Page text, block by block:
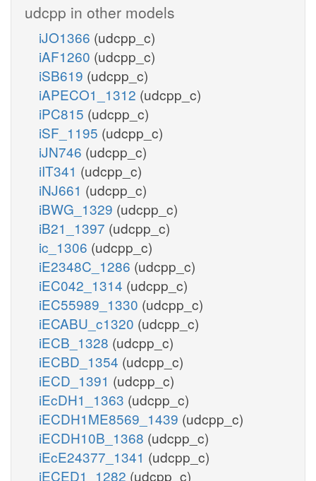
udcpp in other models
iJO1366 (udcpp_c)
iAF1260 (udcpp_c)
iSB619 (udcpp_c)
iAPECO1_1312 (udcpp_c)
iPC815 (udcpp_c)
iSF_1195 (udcpp_c)
iJN746 (udcpp_c)
iIT341 (udcpp_c)
iNJ661 (udcpp_c)
iBWG_1329 (udcpp_c)
iB21_1397 (udcpp_c)
ic_1306 (udcpp_c)
iE2348C_1286 (udcpp_c)
iEC042_1314 (udcpp_c)
iEC55989_1330 (udcpp_c)
iECABU_c1320 (udcpp_c)
iECB_1328 (udcpp_c)
iECBD_1354 (udcpp_c)
iECD_1391 (udcpp_c)
iEcDH1_1363 (udcpp_c)
iECDH1ME8569_1439 (udcpp_c)
iECDH10B_1368 (udcpp_c)
iEcE24377_1341 (udcpp_c)
iECED1_1282 (udcpp_c)